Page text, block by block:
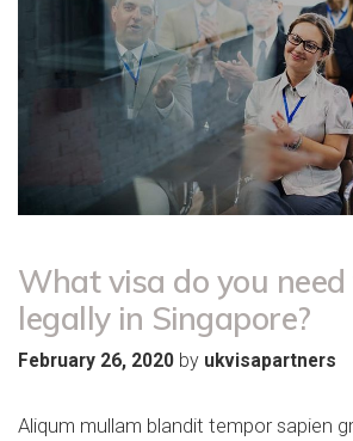
What visa do you
legally in Singapore?
February 26, 2020 by ukvisapartners
Aliqum mullam blandit tempor sapien